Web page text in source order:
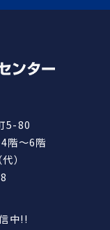
5-80
階～6階
）
中!!